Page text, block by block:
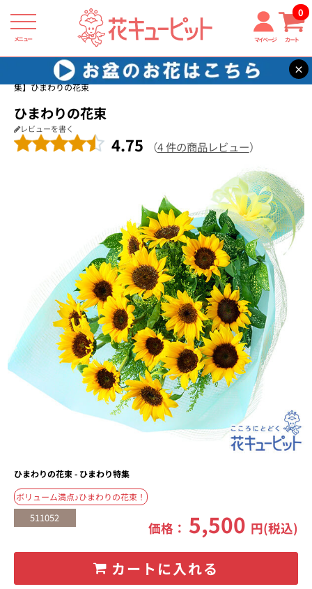
メニュー マイページ カート
0
×
花キューピット ひまわり ギフト・プレゼント特集2026
【ひまわり特
集】ひまわりの花束
ひまわりの花束
レビューを書く
4.75 （4 件の商品レビュー）
ひまわりの花束 - ひまわり特集
ボリューム満点♪ひまわりの花束！
511052
価格： 5,500 円(税込)
カートに入れる